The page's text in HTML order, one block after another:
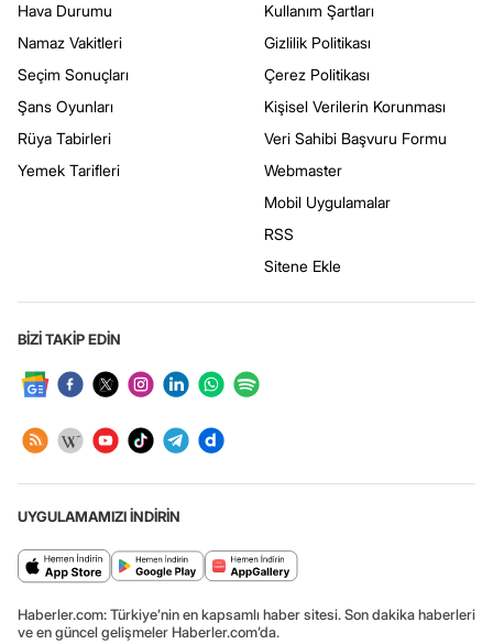
Hava Durumu
Namaz Vakitleri
Seçim Sonuçları
Şans Oyunları
Rüya Tabirleri
Yemek Tarifleri
Kullanım Şartları
Gizlilik Politikası
Çerez Politikası
Kişisel Verilerin Korunması
Veri Sahibi Başvuru Formu
Webmaster
Mobil Uygulamalar
RSS
Sitene Ekle
BİZİ TAKİP EDİN
UYGULAMAMIZI İNDİRİN
Haberler.com: Türkiye’nin en kapsamlı haber sitesi. Son dakika haberleri
ve en güncel gelişmeler Haberler.com’da.